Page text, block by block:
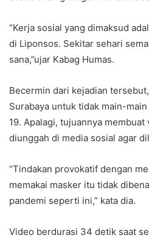
“Kerja sosial yang dimaksud
di Liponsos. Sekitar sehari
sana,”ujar Kabag Humas.
Becermin dari kejadian
Surabaya untuk tidak main-
19. Apalagi, tujuannya
diunggah di media sosial agar
“Tindakan provokatif dengan
memakai masker itu tidak
pandemi seperti ini,” kata dia.
Video berdurasi 34 detik saat